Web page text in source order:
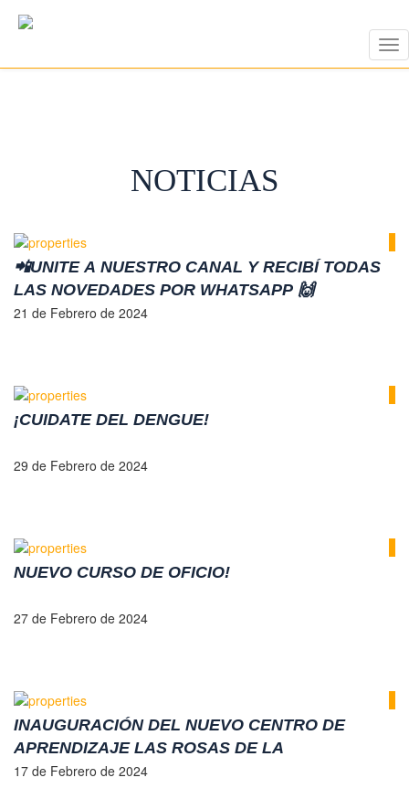
NOTICIAS
📲UNITE A NUESTRO CANAL Y RECIBÍ TODAS
LAS NOVEDADES POR WHATSAPP 🙌
21 de Febrero de 2024
¡CUIDATE DEL DENGUE!
29 de Febrero de 2024
NUEVO CURSO DE OFICIO!
27 de Febrero de 2024
INAUGURACIÓN DEL NUEVO CENTRO DE
APRENDIZAJE LAS ROSAS DE LA
UNIVERSIDAD SIGLO 21.
17 de Febrero de 2024